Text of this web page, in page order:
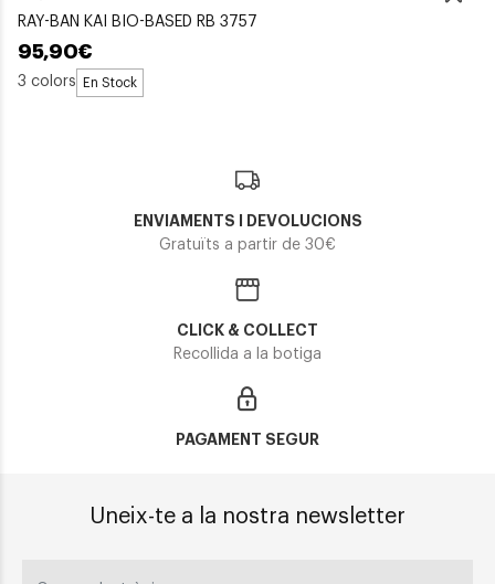
RAY-BAN KAI BIO-BASED RB 3757
95,90€
3 colors En Stock
ENVIAMENTS I DEVOLUCIONS
Gratuïts a partir de 30€
CLICK & COLLECT
Recollida a la botiga
PAGAMENT SEGUR
Uneix-te a la nostra newsletter